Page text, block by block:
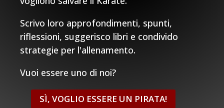
Scrivo loro approfondimenti, spunti,
riflessioni, suggerisco libri e condivido
strategie per l'allenamento.
Vuoi essere uno di noi?
SÌ, VOGLIO ESSERE UN PIRATA!